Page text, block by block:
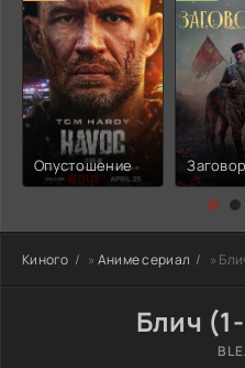
Опустошение
Киного » Аниме сериал »
Блич